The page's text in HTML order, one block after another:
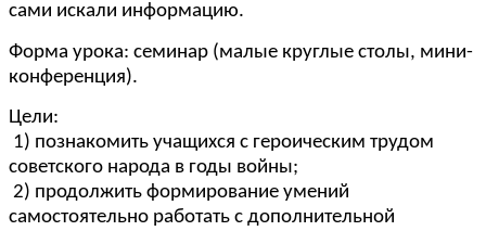
сами искали информацию.
Форма урока: семинар (малые круглые столы, мини-
конференция).
Цели:
1) познакомить учащихся с героическим трудом
советского народа в годы войны;
2) продолжить формирование умений
самостоятельно работать с дополнительной